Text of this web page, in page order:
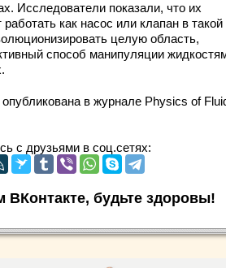
Исследователи показали, что их
как насос или клапан в такой
целую область,
способ манипуляции
в журнале Physics of
с друзьями в соц.сетях:
ВКонтакте, будьте здоровы!